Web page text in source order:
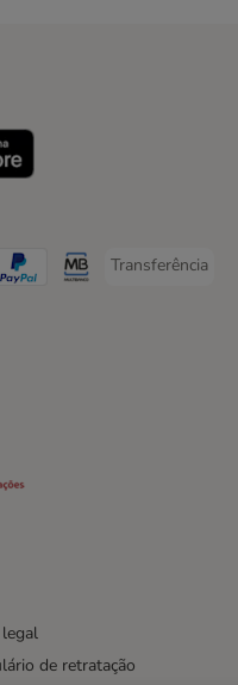
Method
Method
Payment Method
PayPal Payment Method
Multibanco Payment
Transferência
Transferência
de retratação